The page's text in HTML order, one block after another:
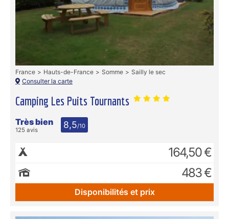
Camping Les Puits Tournants
France Hauts-de-France Somme
Sailly le sec
Consulter la carte
Très bien
125 avis 8,5/10
164,50 €
483 €
Disponibilités et prix